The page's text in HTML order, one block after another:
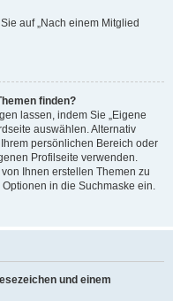
auf „Nach einem Mitglied
finden?
lassen, indem Sie „Eigene
auswählen. Alternativ
persönlichen Bereich oder
Profilseite verwenden.
Ihnen erstellen Themen zu
in die Suchmaske ein.
und einem